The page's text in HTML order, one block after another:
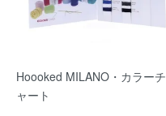
Hoooked MILANO・カラーチ
ャート